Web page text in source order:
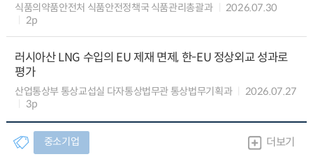
식품의약품안전처 식품안전정책국 식품관리총괄과
2026.07.30
2p
러시아산 LNG 수입의 EU 제재 면제, 한-EU 정상외교 성과로
평가
산업통상부 통상교섭실 다자통상법무관 통상법무기획과
2026.07.27
3p
중소기업 더보기